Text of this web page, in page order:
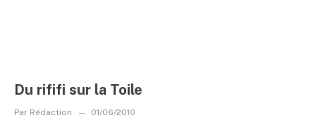
Du rififi sur la Toile
Par Rédaction 01/06/2010